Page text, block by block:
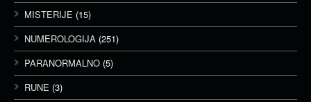
MISTERIJE (15)
NUMEROLOGIJA (251)
PARANORMALNO (5)
RUNE (3)